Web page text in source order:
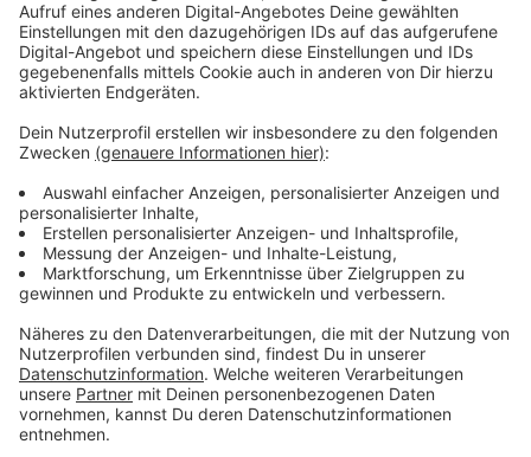
erforderliche Bauzeit eingehalten werden kann. Das
Problem für den Bund: Der Ausbau der Stelze würde
etwa viereinhalb Jahre dauern, der Bau eines Tunnels
etwa doppelt so lange. Wegen der längeren Bauzeit
des Tunnels müsste die bestehende Stelze früher als
geplant gesperrt werden. Das hätte gravierende
negative Folgen auf den Verkehr im gesamten Raum
Leverkusen als bedeutenden Wirtschaftsstandort,
schreibt Luxitsch weiter.
Um zu zeigen, dass sich Leverkusen weiter gegen die
haben die großen Parteien unserer Stadt für
Dienstagnachmittag zu einer Demo vor der Wiesdorfer
Bürgerhalleaufgerufen.
Anzeige